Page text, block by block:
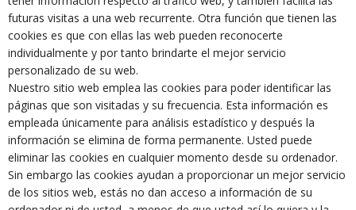
futuras visitas a una web recurrente. Otra función que tienen las
cookies es que con ellas las web pueden reconocerte
individualmente y por tanto brindarte el mejor servicio
personalizado de su web.
Nuestro sitio web emplea las cookies para poder identificar las
páginas que son visitadas y su frecuencia. Esta información es
empleada únicamente para análisis estadístico y después la
información se elimina de forma permanente. Usted puede
eliminar las cookies en cualquier momento desde su ordenador.
Sin embargo las cookies ayudan a proporcionar un mejor servicio
de los sitios web, estás no dan acceso a información de su